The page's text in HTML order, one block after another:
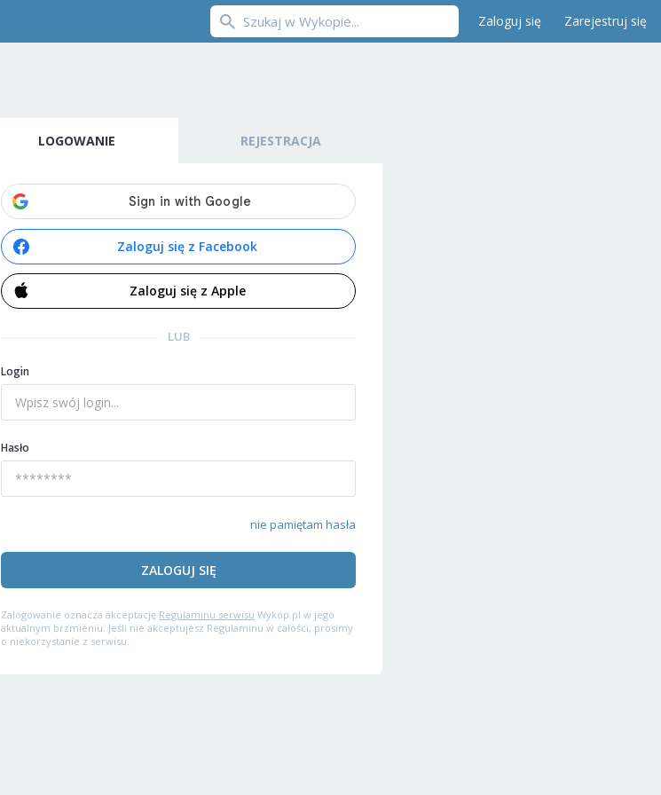
Zaloguj się Zarejestruj się
LOGOWANIE REJESTRACJA
Zaloguj się z Facebook
Zaloguj się z Apple
LUB
Login
Hasło
nie pamiętam hasła
ZALOGUJ SIĘ
Zalogowanie oznacza akceptację Regulaminu serwisu Wykop.pl w jego
aktualnym brzmieniu. Jeśli nie akceptujesz Regulaminu w całości, prosimy
o niekorzystanie z serwisu.